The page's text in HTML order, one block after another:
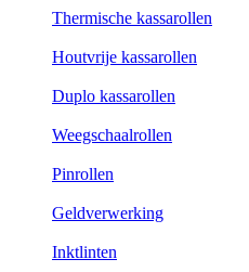
Thermische kassarollen
Houtvrije kassarollen
Duplo kassarollen
Weegschaalrollen
Pinrollen
Geldverwerking
Inktlinten